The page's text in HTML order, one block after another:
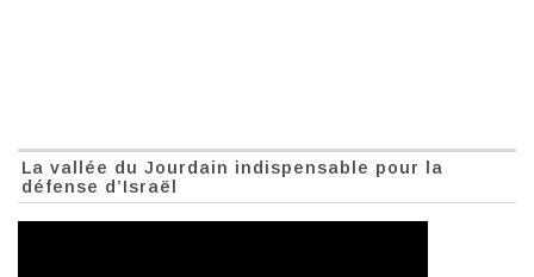
La vallée du Jourdain indispensable pour la
défense d’Israël